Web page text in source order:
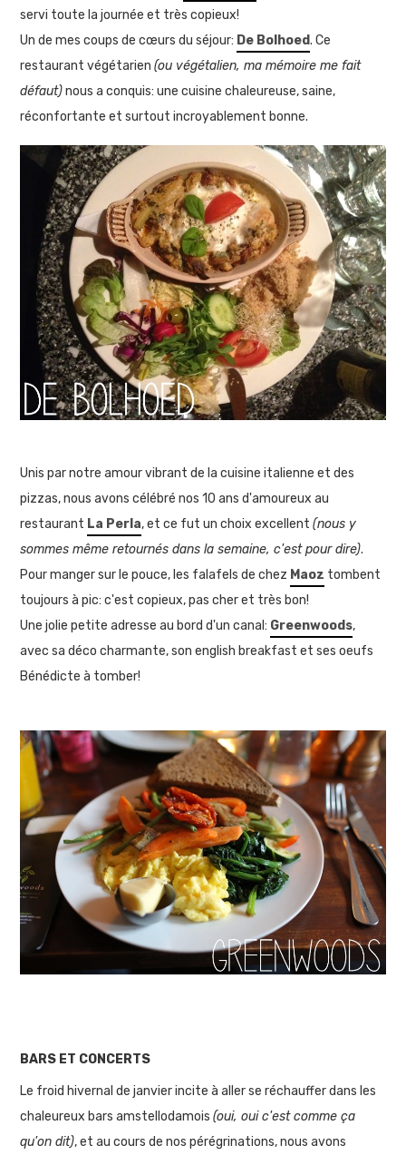
servi toute la journée et très copieux!
Un de mes coups de cœurs du séjour: De Bolhoed. Ce
restaurant végétarien(ou végétalien, ma mémoire me fait
défaut)nous a conquis: une cuisine chaleureuse, saine,
réconfortante et surtout incroyablement bonne.
Unis par notre amour vibrant de la cuisine italienne et des
pizzas, nous avons célébré nos 10 ans d'amoureux au
restaurant La Perla, et ce fut un choix excellent(nous y
sommes même retournés dans la semaine, c'est pour dire).
Pour manger sur le pouce, les falafels de chez Maoz tombent
toujours à pic: c'est copieux, pas cher et très bon!
Une jolie petite adresse au bord d'un canal: Greenwoods,
avec sa déco charmante, son english breakfast et ses oeufs
Bénédicte à tomber!
BARS ET CONCERTS
Le froid hivernal de janvier incite à aller se réchauffer dans les
chaleureux bars amstellodamois(oui, oui c'est comme ça
qu'on dit), et au cours de nos pérégrinations, nous avons